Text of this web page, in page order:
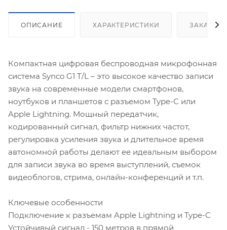
ОПИСАНИЕ ХАРАКТЕРИСТИКИ
Компактная цифровая беспроводная микрофонная
система Synco G1 T/L – это высокое качество записи
звука на современные модели смартфонов,
ноутбуков и планшетов с разъемом Type-C или
Apple Lightning. Мощный передатчик,
кодированный сигнал, фильтр нижних частот,
регулировка усиления звука и длительное время
автономной работы делают ее идеальным выбором
для записи звука во время выступлений, съемок
видеоблогов, стрима, онлайн-конференций и т.п.
Ключевые особенности
Подключение к разъемам Apple Lightning и Type-C
Устойчивый сигнал - 150 метров в прямой